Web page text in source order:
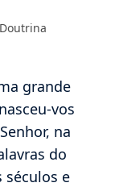
Doutrina
grande
vos
na
do
séculos e